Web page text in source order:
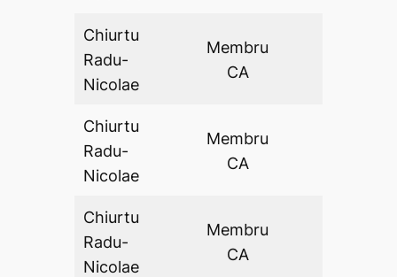
Chiurtu
Radu-
Nicolae
Membru
CA
Chiurtu
Radu-
Nicolae
Membru
CA
Chiurtu
Radu-
Nicolae
Membru
CA